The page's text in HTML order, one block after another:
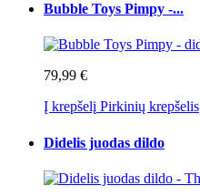
Bubble Toys Pimpy -...
79,99 €
Į krepšelį Pirkinių krepšelis
Didelis juodas dildo